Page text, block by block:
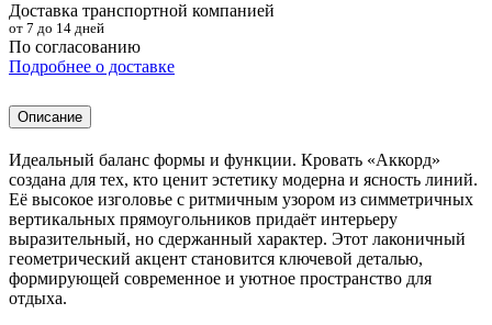
Доставка транспортной компанией
от 7 до 14 дней
По согласованию
Подробнее о доставке
Описание
Идеальный баланс формы и функции. Кровать «Аккорд»
создана для тех, кто ценит эстетику модерна и ясность линий.
Её высокое изголовье с ритмичным узором из симметричных
вертикальных прямоугольников придаёт интерьеру
выразительный, но сдержанный характер. Этот лаконичный
геометрический акцент становится ключевой деталью,
формирующей современное и уютное пространство для
отдыха.